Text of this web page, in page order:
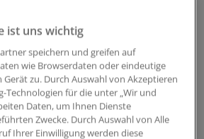
zugeschnitten sind. So arbeiten
Sensorklappe für alle Solo-
Insuline. Das Gerät wird dann
und Übertragung von
über eine mobile App ermöglichen.
Kooperation mit Abbott wird
ist uns wichtig
speichern und greifen auf
wie Browserdaten oder eindeutige
zu. Durch Auswahl von Akzeptieren
Technologien für die unter „Wir und
Daten, um Ihnen Dienste
Zwecke. Durch Auswahl von Alle
Ihrer Einwilligung werden diese